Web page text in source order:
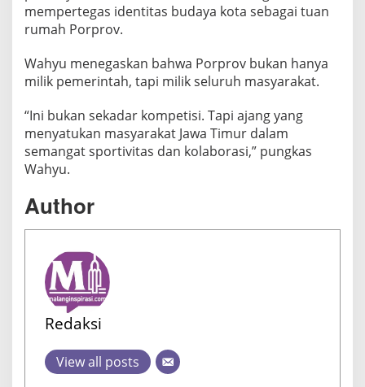
mempertegas identitas budaya kota sebagai tuan
rumah Porprov.
Wahyu menegaskan bahwa Porprov bukan hanya
milik pemerintah, tapi milik seluruh masyarakat.
“Ini bukan sekadar kompetisi. Tapi ajang yang
menyatukan masyarakat Jawa Timur dalam
semangat sportivitas dan kolaborasi,” pungkas
Wahyu.
Author
Redaksi
View all posts